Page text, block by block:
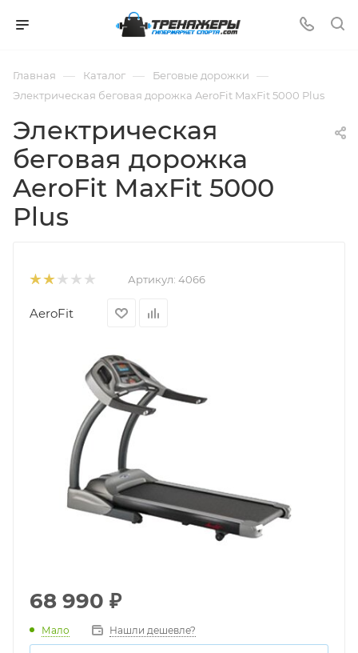
Главная — Каталог — Беговые дорожки —
Электрическая беговая дорожка AeroFit MaxFit 5000 Plus
Электрическая
беговая дорожка
AeroFit MaxFit 5000
Plus
Артикул: 4066
AeroFit
68 990 ₽
Мало Нашли дешевле?